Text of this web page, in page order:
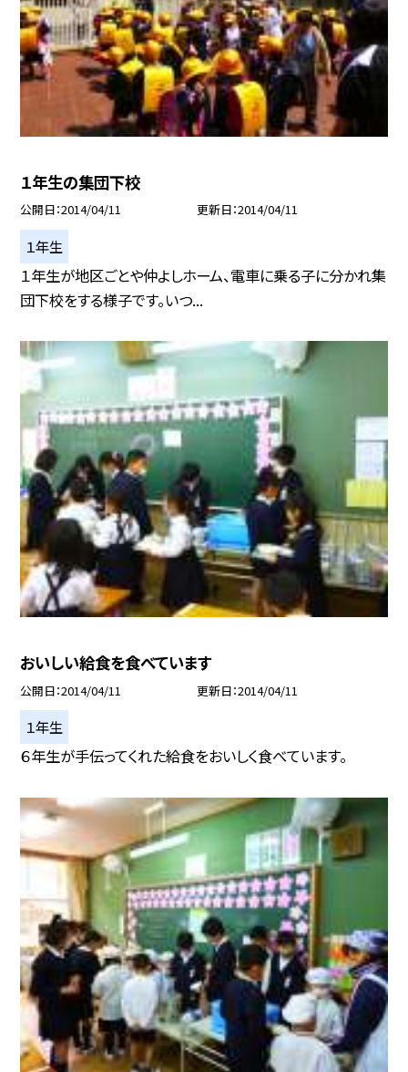
１年生の集団下校
公開日 2014/04/11 更新日 2014/04/11
１年生
１年生が地区ごとや仲よしホーム、電車に乗る子に分かれ集
団下校をする様子です。いつ...
おいしい給食を食べています
公開日 2014/04/11 更新日 2014/04/11
１年生
６年生が手伝ってくれた給食をおいしく食べています。